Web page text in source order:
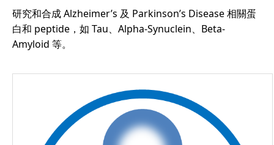
研究和合成 Alzheimer’s 及 Parkinson’s Disease 相關蛋
白和 peptide，如 Tau、Alpha-Synuclein、Beta-
Amyloid 等。